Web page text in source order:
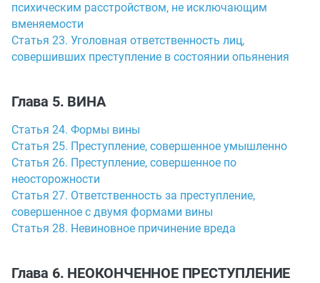
психическим расстройством, не исключающим
вменяемости
Статья 23. Уголовная ответственность лиц,
совершивших преступление в состоянии опьянения
Глава 5. ВИНА
Статья 24. Формы вины
Статья 25. Преступление, совершенное умышленно
Статья 26. Преступление, совершенное по
неосторожности
Статья 27. Ответственность за преступление,
совершенное с двумя формами вины
Статья 28. Невиновное причинение вреда
Глава 6. НЕОКОНЧЕННОЕ ПРЕСТУПЛЕНИЕ